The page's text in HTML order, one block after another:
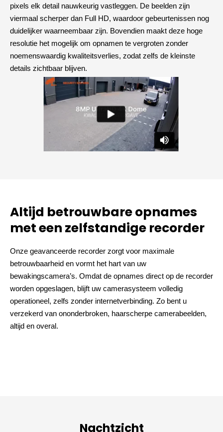
pixels elk detail nauwkeurig vastleggen. De beelden zijn
viermaal scherper dan Full HD, waardoor gebeurtenissen nog
duidelijker waarneembaar zijn. Bovendien maakt deze hoge
resolutie het mogelijk om opnamen te vergroten zonder
noemenswaardig kwaliteitsverlies, zodat zelfs de kleinste
details zichtbaar blijven.
Altijd betrouwbare opnames
met een zelfstandige recorder
Onze geavanceerde recorder zorgt voor maximale
betrouwbaarheid en vormt het hart van uw
bewakingscamera’s. Omdat de opnames direct op de recorder
worden opgeslagen, blijft uw camerasysteem volledig
operationeel, zelfs zonder internetverbinding. Zo bent u
verzekerd van ononderbroken, haarscherpe camerabeelden,
altijd en overal.
Nachtzicht